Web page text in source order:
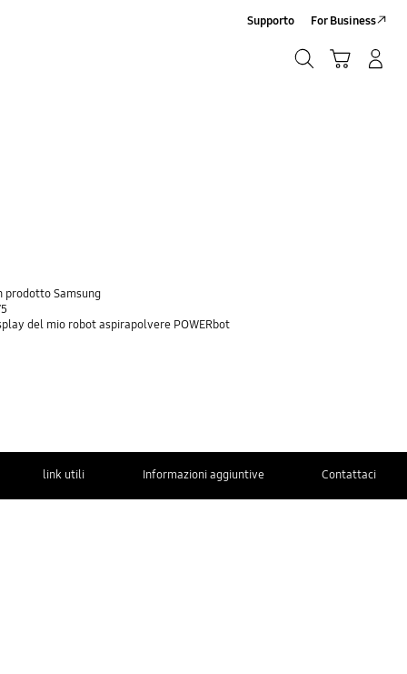
Supporto For Business
prodotto Samsung
del mio robot aspirapolvere POWERbot
link utili Informazioni aggiuntive Contattaci